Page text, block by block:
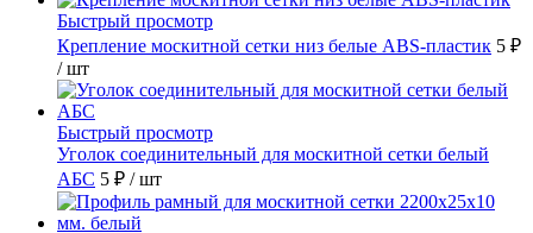
Быстрый просмотр
Крепление москитной сетки низ белые ABS-пластик 5 ₽
/ шт
Быстрый просмотр
Уголок соединительный для москитной сетки белый
АБС 5 ₽ / шт